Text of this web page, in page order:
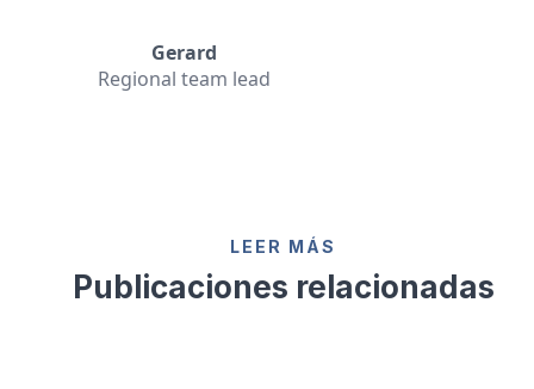
Gerard
Regional team lead
LEER MÁS
Publicaciones relacionadas